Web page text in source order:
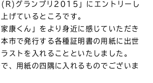
(R)グランプリ2015」にエントリーし
げているところです。
康くん」をより身近に感じていただき
市で発行する各種証明書の用紙に出世
ストを入れることといたしました。
、用紙の四隅に入れるものでございま